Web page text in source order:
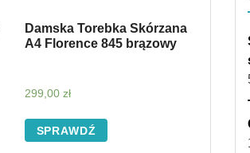
Damska Torebka Skórzana
A4 Florence 845 brązowy
299,00zł
SPRAWDŹ